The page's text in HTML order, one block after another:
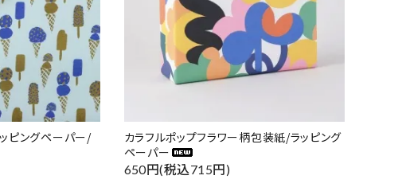
ピングペーパー/
カラフルポップフラワー柄包装紙/ラッピング
ペーパー
650円(税込715円)